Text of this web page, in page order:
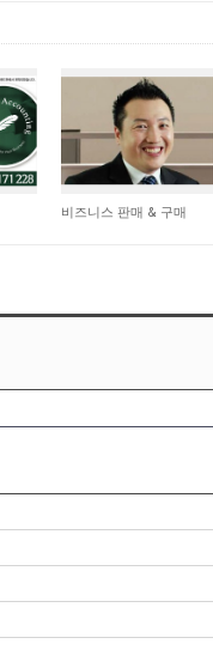
15,050
비즈니스 판매 & 구매